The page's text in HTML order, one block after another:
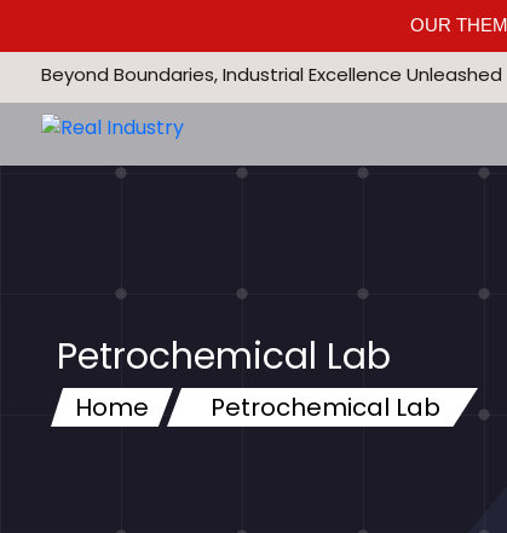
OUR
Beyond Boundaries, Industrial Excellence Unleashed
Petrochemical Lab
Home Petrochemical Lab